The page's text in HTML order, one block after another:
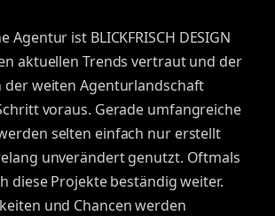
Agentur ist BLICKFRISCH DESIGN
aktuellen Trends vertraut und der
der weiten Agenturlandschaft
voraus. Gerade umfangreiche
selten einfach nur erstellt
unverändert genutzt. Oftmals
diese Projekte beständig weiter.
und Chancen werden